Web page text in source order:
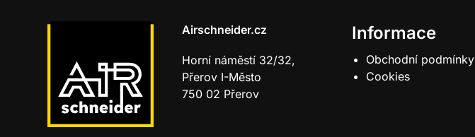
Airschneider.cz
Horní náměstí 32/32,
Přerov I-Město
750 02 Přerov
Informace
Obchodní podmínky
Cookies